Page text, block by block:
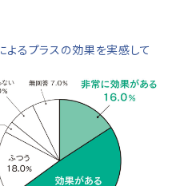
よるプラスの効果を実感して